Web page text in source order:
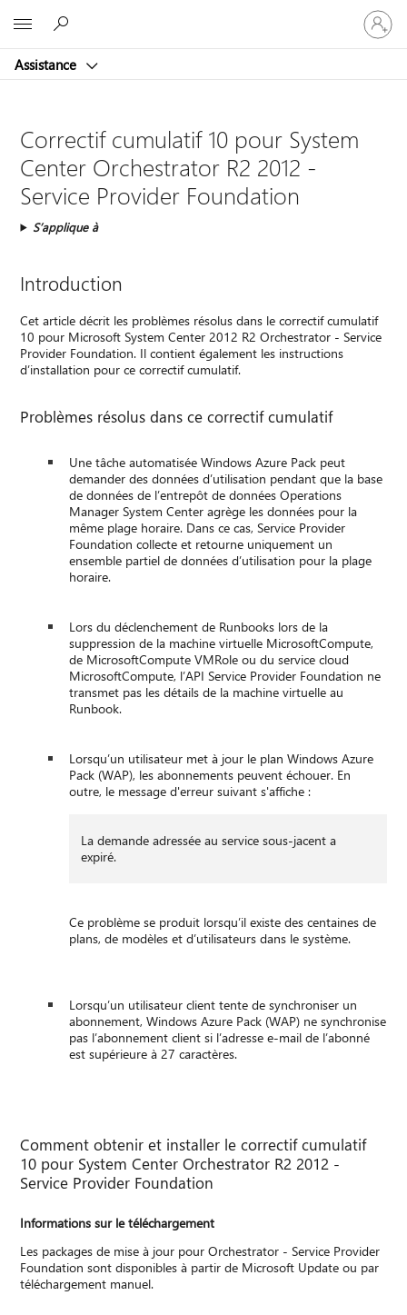
Assistance
vous
à
compte
Correctif cumulatif 10 pour System
Center Orchestrator R2 2012 -
Service Provider Foundation
S’applique à
Introduction
Cet article décrit les problèmes résolus dans le correctif cumulatif
10 pour Microsoft System Center 2012 R2 Orchestrator - Service
Provider Foundation. Il contient également les instructions
d’installation pour ce correctif cumulatif.
Problèmes résolus dans ce correctif cumulatif
Une tâche automatisée Windows Azure Pack peut
demander des données d’utilisation pendant que la base
de données de l’entrepôt de données Operations
Manager System Center agrège les données pour la
même plage horaire. Dans ce cas, Service Provider
Foundation collecte et retourne uniquement un
ensemble partiel de données d’utilisation pour la plage
horaire.
Lors du déclenchement de Runbooks lors de la
suppression de la machine virtuelle MicrosoftCompute,
de MicrosoftCompute VMRole ou du service cloud
MicrosoftCompute, l’API Service Provider Foundation ne
transmet pas les détails de la machine virtuelle au
Runbook.
Lorsqu’un utilisateur met à jour le plan Windows Azure
Pack (WAP), les abonnements peuvent échouer. En
outre, le message d'erreur suivant s'affiche :
La demande adressée au service sous-jacent a
expiré.
Ce problème se produit lorsqu’il existe des centaines de
plans, de modèles et d’utilisateurs dans le système.
Lorsqu’un utilisateur client tente de synchroniser un
abonnement, Windows Azure Pack (WAP) ne synchronise
pas l’abonnement client si l’adresse e-mail de l’abonné
est supérieure à 27 caractères.
Comment obtenir et installer le correctif cumulatif
10 pour System Center Orchestrator R2 2012 -
Service Provider Foundation
Informations sur le téléchargement
Les packages de mise à jour pour Orchestrator - Service Provider
Foundation sont disponibles à partir de Microsoft Update ou par
téléchargement manuel.